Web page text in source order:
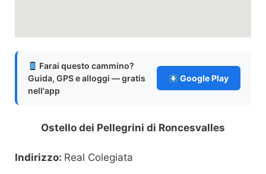
Farai questo cammino?
Guida, GPS e alloggi — gratis
nell'app
Google Play
Ostello dei Pellegrini di Roncesvalles
Indirizzo: Real Colegiata